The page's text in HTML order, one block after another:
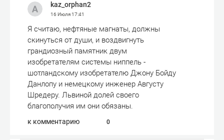
kaz_orphan2
16 Июля17:41
Я считаю, нефтяные магнаты, должны
скинуться от души, и воздвигнуть
грандиозный памятник двум
изобретателям системы ниппель -
шотландскому изобретателю Джону Бойду
Данлопу и немецкому инженер Августу
Шредеру. Львиной долей своего
благополучия им они обязаны.
к комментарию 0